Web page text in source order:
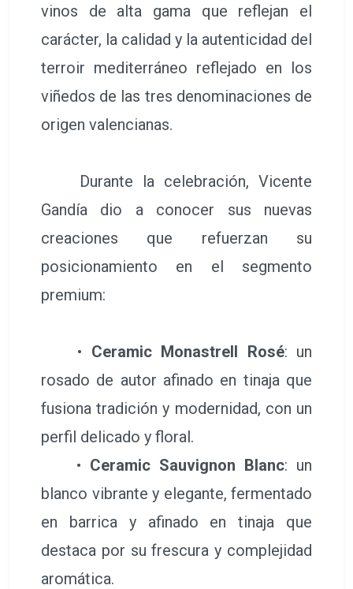
vinos de alta gama que reflejan el
carácter, la calidad y la autenticidad del
terroir mediterráneo reflejado en los
viñedos de las tres denominaciones de
origen valencianas.
Durante la celebración, Vicente
Gandía dio a conocer sus nuevas
creaciones que refuerzan su
posicionamiento en el segmento
premium:
• Ceramic Monastrell Rosé: un
rosado de autor afinado en tinaja que
fusiona tradición y modernidad, con un
perfil delicado y floral.
• Ceramic Sauvignon Blanc: un
blanco vibrante y elegante, fermentado
en barrica y afinado en tinaja que
destaca por su frescura y complejidad
aromática.